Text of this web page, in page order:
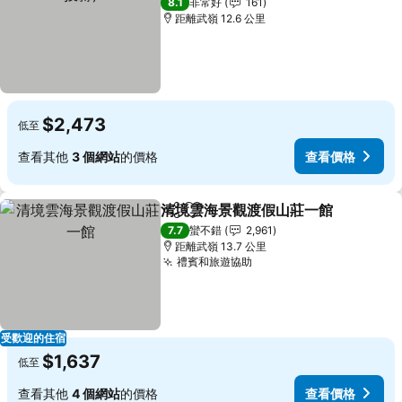
距離武嶺 12.6 公里
低至 $2,473
查看其他 3 個網站的價格 查看價格
受歡迎的住宿
分享 加入我的最愛
清境雲海景觀渡假山莊一館
7.7 蠻不錯
2,961
距離武嶺 13.7 公里
禮賓和旅遊協助
低至 $1,637
查看其他 4 個網站的價格 查看價格